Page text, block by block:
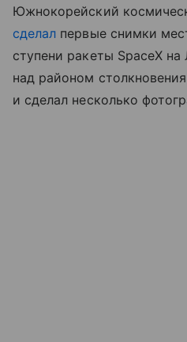
Южнокорейский
сделал первые снимки
ступени ракеты SpaceX
над районом
и сделал несколько